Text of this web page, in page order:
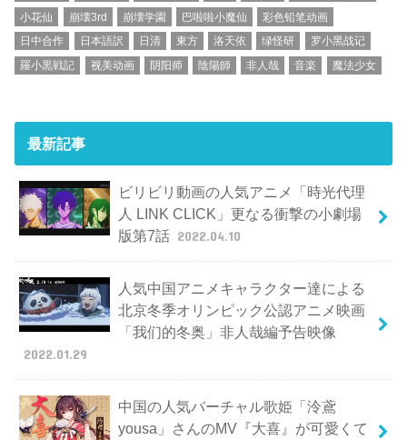
小花仙
崩壊3rd 崩壊学園 巴啦啦小魔仙
彩色铅笔动画
日中合作
日本語訳 日清 東方 洛天依 绿怪研
罗小黑战记
羅小黒戦記
视美动画 阴阳师 陰陽師 非人哉 音楽 魔法少女
最新記事
ビリビリ動画の人気アニメ「時光代理
人 LINK CLICK」更なる衝撃の小劇場
版第7話 2022.04.10
人気中国アニメキャラクター達による
北京冬季オリンピック公認アニメ映画
「我们的冬奥」非人哉編予告映像
2022.01.29
中国の人気バーチャル歌姫「泠鳶
yousa」さんのMV『大喜』が可愛くて